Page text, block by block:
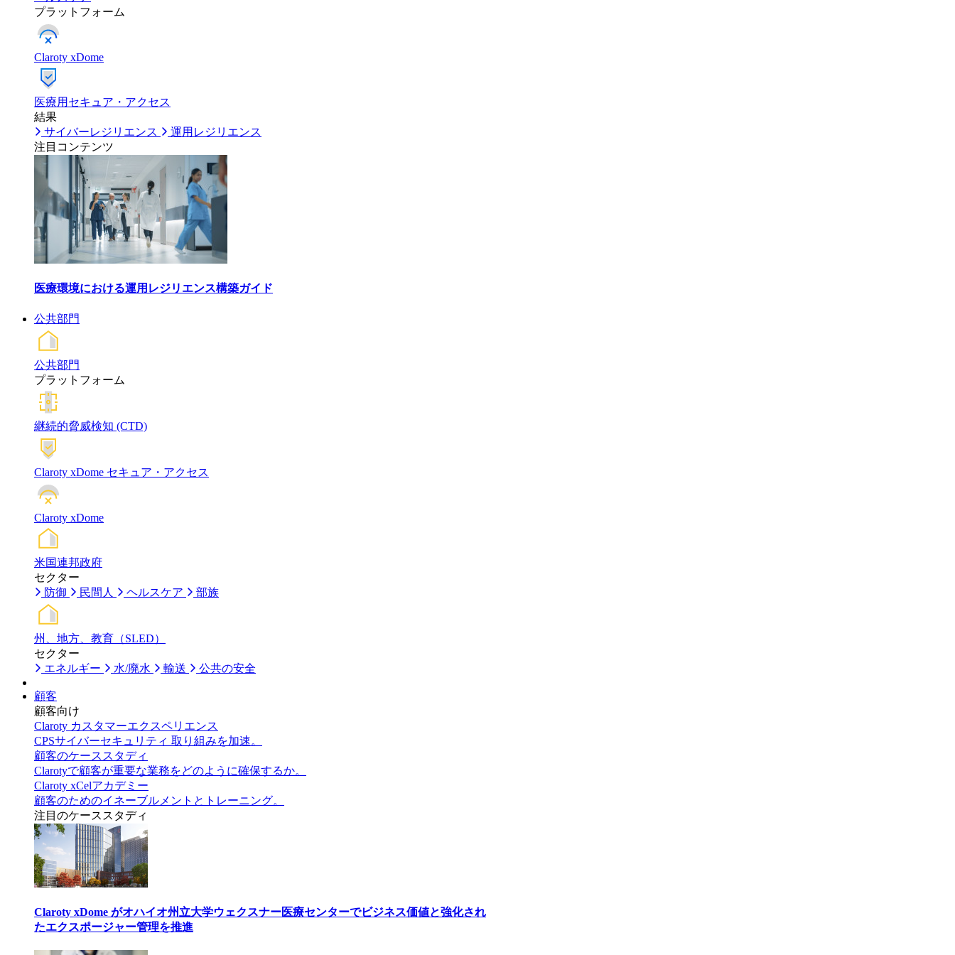
プラットフォーム
Claroty xDome
医療用セキュア・アクセス
結果
サイバーレジリエンス
運用レジリエンス
注目コンテンツ
医療環境における運用レジリエンス構築ガイド
公共部門
公共部門
プラットフォーム
継続的脅威検知 (CTD)
Claroty xDome セキュア・アクセス
Claroty xDome
米国連邦政府
セクター
防御
民間人 ヘルスケア 部族
州、地方、教育（SLED）
セクター
エネルギー
水/廃水 輸送 公共の安全
顧客
顧客向け
Claroty カスタマーエクスペリエンス
CPSサイバーセキュリティ 取り組みを加速。
顧客のケーススタディ
Clarotyで顧客が重要な業務をどのように確保するか。
Claroty xCelアカデミー
顧客のためのイネーブルメントとトレーニング。
注目のケーススタディ
Claroty xDome がオハイオ州立大学ウェクスナー医療センターでビジネス価値と強化され
たエクスポージャー管理を推進